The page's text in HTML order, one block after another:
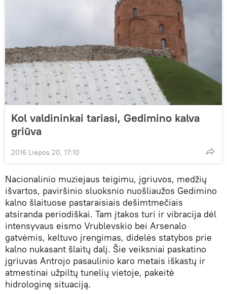
Kol valdininkai tariasi, Gedimino kalva
griūva
2016 Liepos 20, 17:10
Nacionalinio muziejaus teigimu, įgriuvos, medžių
išvartos, paviršinio sluoksnio nuošliaužos Gedimino
kalno šlaituose pastaraisiais dešimtmečiais
atsiranda periodiškai. Tam įtakos turi ir vibracija dėl
intensyvaus eismo Vrublevskio bei Arsenalo
gatvėmis, keltuvo įrengimas, didelės statybos prie
kalno nukasant šlaitų dalį. Šie veiksniai paskatino
įgriuvas Antrojo pasaulinio karo metais iškastų ir
atmestinai užpiltų tunelių vietoje, pakeitė
hidrologinę situaciją.